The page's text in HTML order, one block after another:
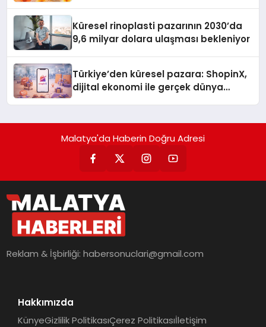
Küresel rinoplasti pazarının 2030’da
9,6 milyar dolara ulaşması bekleniyor
Türkiye’den küresel pazara: ShopinX,
dijital ekonomi ile gerçek dünya
Malatya'da Haberin Doğru Adresi
Reklam & İşbirliği:habersonuclari@gmail.com
Hakkımızda
KünyeGizlilik PolitikasıÇerez Politikasıİletişim